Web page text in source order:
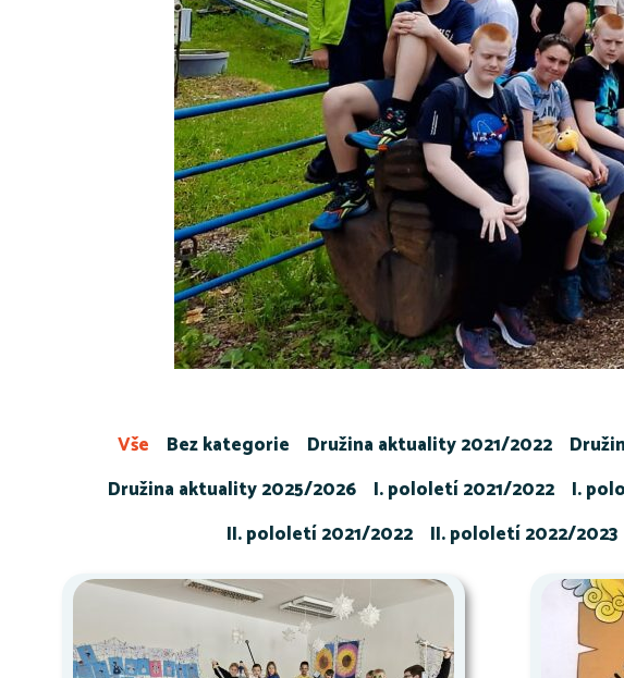
Bez kategorie Družina aktuality 2021/2022
Družina aktuality 2025/2026
I. pololetí 2021/2022 I.
II. pololetí 2021/2022
II. pololetí 2022/2023
Vše